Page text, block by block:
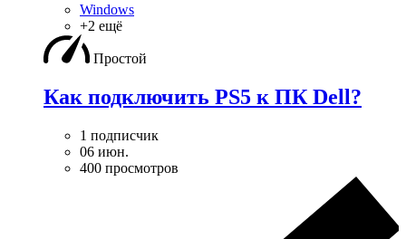
Windows
+2 ещё
Простой
Как подключить PS5 к ПК Dell?
1 подписчик
06 июн.
400 просмотров